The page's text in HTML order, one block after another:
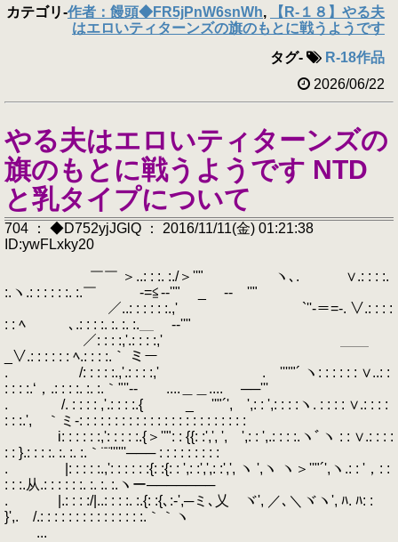
カテゴリ-作者：饅頭◆FR5jPnW6snWh,
【R-１８】やる夫
はエロいティターンズの旗のもとに戦うようです
タグ-
R-18作品
2026/06/22
やる夫はエロいティターンズの
旗のもとに戦うようです NTD
と乳タイプについて
704 ： ◆D752yjJGlQ ： 2016/11/11(金) 01:21:38
ID:ywFLxky20
￣￣ ＞..: : :. :./＞''" ゝヽ､. ∨.: : : :.
:.ヽ.: : : : : :. :.￣ -=≦-‐''" _ -‐ ''"
／..: : : : : :.,' `''‐＝=-. ∨.: : : :
: : ﾍ ､.: : : :. :. :. :.＿ -‐''"
／: : : :,'.: : : :,' ＿＿
_∨.: : : : : : ﾍ.: : : :.｀ ミー
. /: : : : :.,'.: : : :,' . ''''"´ ヽ: : : : : : ∨..: :
: : : :.‘，.: : : :. :. :.｀"''‐- ....＿＿.... ──'''
. /. : : : : ,'.: : : :.{ _ ''"´', ',: : ',: : : :ヽ. : : : : ∨.: : : :
: : :.', ｀ミ-: : : : : : : : : : : : : : : : : : : : : : : :
i: : : : : :,': : : : :.{＞''": : {{: :',', ', ',: : ',.: : : :.ヽﾞヽ : : ∨.: : : :
: : }.: : : :. :. :. :.｀¨¨''''''─── : : : : : : : : :
. |: : : : :.,': : : : : :{: :{: : ',: :',',: :',', ヽ ',ヽ ヽ＞''"´',ヽ.: : '，: :
: : :.从.: : : : : :. :. :. :.ヽー───────
. |.: : : :/|..: : : :. :.{: :{､:-',─ミ､乂 ヾ', ／､＼ヾヽ', ﾊ. ﾊ: :
}',. /.: : : : : : : : : : : : : : :.｀｀ヽ
...